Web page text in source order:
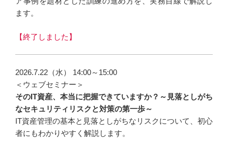
ます。
【終了しました】
2026.7.22（水） 14:00～15:00
＜ウェブセミナー＞
そのIT資産、本当に把握できていますか？～見落としがち
なセキュリティリスクと対策の第一歩～
IT資産管理の基本と見落としがちなリスクについて、初心
者にもわかりやすく解説します。